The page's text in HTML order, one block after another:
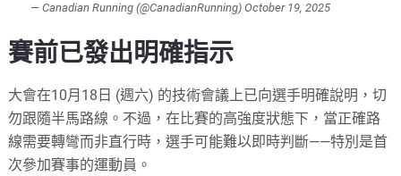
— Canadian Running (@CanadianRunning)October 19, 2025
賽前已發出明確指示
大會在10月18日 (週六) 的技術會議上已向選手明確說明，切
勿跟隨半馬路線。不過，在比賽的高強度狀態下，當正確路
線需要轉彎而非直行時，選手可能難以即時判斷——特別是首
次參加賽事的運動員。